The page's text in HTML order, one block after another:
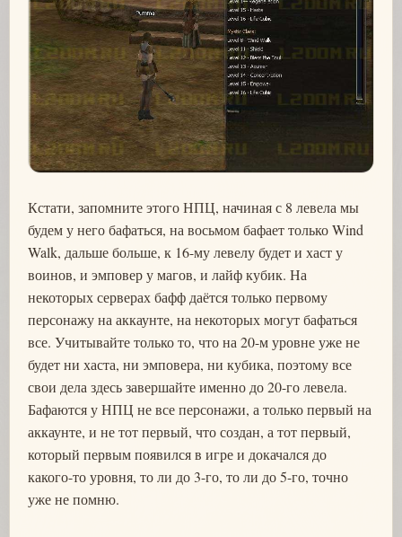
Кстати, запомните этого НПЦ, начиная с 8 левела мы
будем у него бафаться, на восьмом бафает только Wind
Walk, дальше больше, к 16-му левелу будет и хаст у
воинов, и эмповер у магов, и лайф кубик. На
некоторых серверах бафф даётся только первому
персонажу на аккаунте, на некоторых могут бафаться
все. Учитывайте только то, что на 20-м уровне уже не
будет ни хаста, ни эмповера, ни кубика, поэтому все
свои дела здесь завершайте именно до 20-го левела.
Бафаются у НПЦ не все персонажи, а только первый на
аккаунте, и не тот первый, что создан, а тот первый,
который первым появился в игре и докачался до
какого-то уровня, то ли до 3-го, то ли до 5-го, точно
уже не помню.